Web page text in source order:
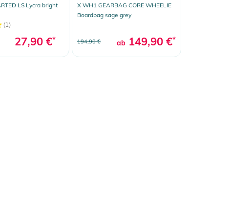
LS Lycra bright
(1)
27,90 €*
X WH1 GEARBAG CORE WHEELIE
Boardbag sage grey
194,90 € ab 149,90 €*